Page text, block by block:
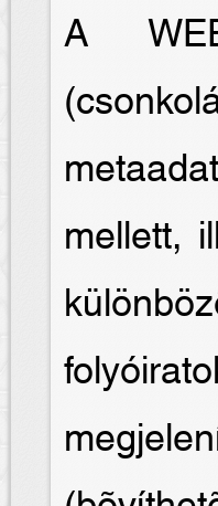
A
mellett,